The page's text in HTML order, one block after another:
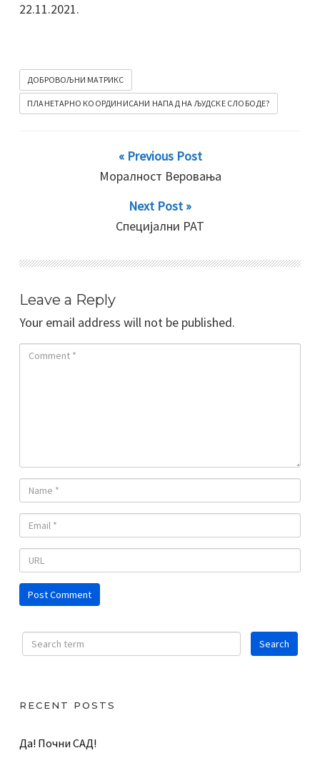
22.11.2021.
ДОБРОВОЉНИ МАТРИКС
ПЛАНЕТАРНО КООРДИНИСАНИ НАПАД НА ЉУДСКЕ СЛОБОДЕ?
« Previous Post
Моралност Веровања
Next Post »
Специјални РАТ
Leave a Reply
Your email address will not be published.
RECENT POSTS
Да! Почни САД!